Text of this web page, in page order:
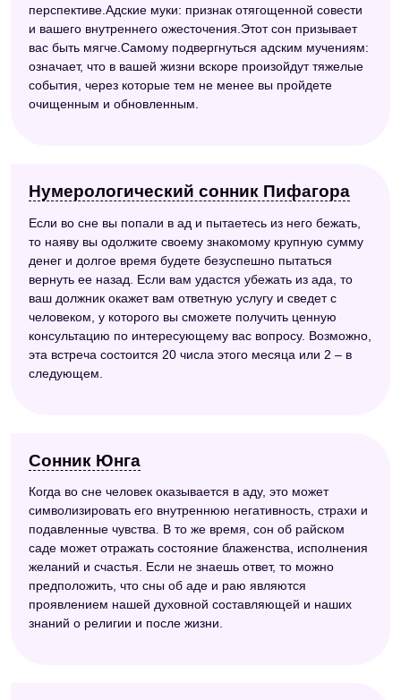
перспективе.Адские муки: признак отягощенной совести
и вашего внутреннего ожесточения.Этот сон призывает
вас быть мягче.Самому подвергнуться адским мучениям:
означает, что в вашей жизни вскоре произойдут тяжелые
события, через которые тем не менее вы пройдете
очищенным и обновленным.
Нумерологический сонник Пифагора
Если во сне вы попали в ад и пытаетесь из него бежать,
то наяву вы одолжите своему знакомому крупную сумму
денег и долгое время будете безуспешно пытаться
вернуть ее назад. Если вам удастся убежать из ада, то
ваш должник окажет вам ответную услугу и сведет с
человеком, у которого вы сможете получить ценную
консультацию по интересующему вас вопросу. Возможно,
эта встреча состоится 20 числа этого месяца или 2 – в
следующем.
Сонник Юнга
Когда во сне человек оказывается в аду, это может
символизировать его внутреннюю негативность, страхи и
подавленные чувства. В то же время, сон об райском
саде может отражать состояние блаженства, исполнения
желаний и счастья. Если не знаешь ответ, то можно
предположить, что сны об аде и раю являются
проявлением нашей духовной составляющей и наших
знаний о религии и после жизни.